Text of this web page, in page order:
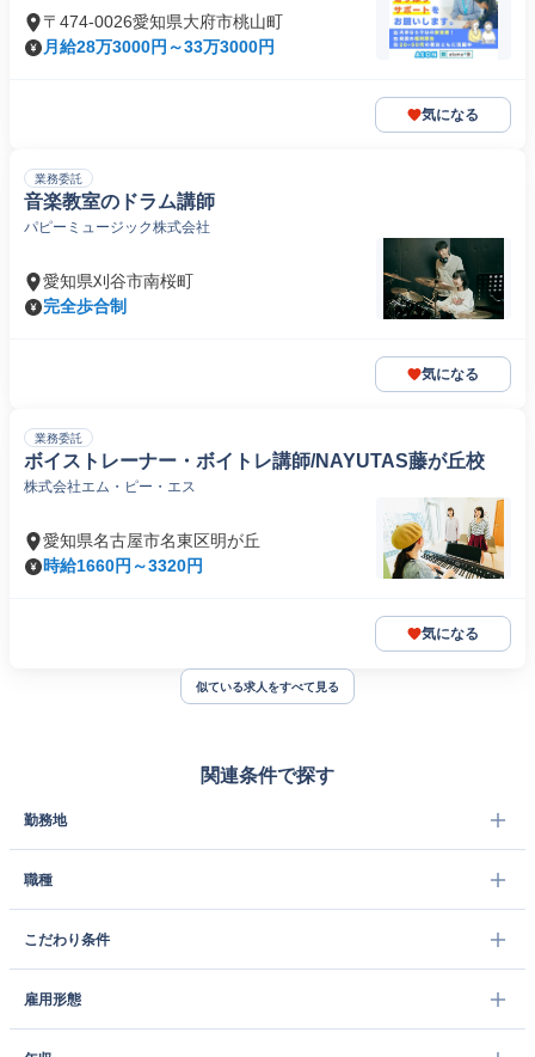
〒474-0026愛知県大府市桃山町
月給28万3000円～33万3000円
気になる
業務委託
音楽教室のドラム講師
パピーミュージック株式会社
愛知県刈谷市南桜町
完全歩合制
気になる
業務委託
ボイストレーナー・ボイトレ講師/NAYUTAS藤が丘校
株式会社エム・ピー・エス
愛知県名古屋市名東区明が丘
時給1660円～3320円
気になる
似ている求人をすべて見る
関連条件で探す
勤務地
職種
こだわり条件
雇用形態